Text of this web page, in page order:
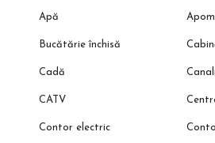
Apă
Bucătărie închisă
Cadă
CATV
Contor electric